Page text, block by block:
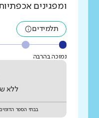
ומפגינים
תלמידים
נמוכה בהרבה
ללא
בבתי הספר